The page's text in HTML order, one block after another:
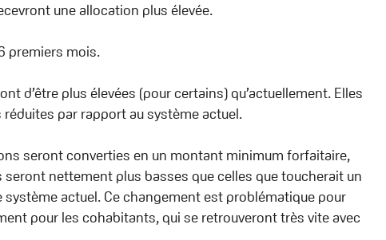
une allocation plus élevée.
premiers mois.
d’être plus élevées (pour certains) qu’actuellement. Elles
par rapport au système actuel.
seront converties en un montant minimum forfaitaire,
nettement plus basses que celles que toucherait un
actuel. Ce changement est problématique pour
pour les cohabitants, qui se retrouveront très vite avec